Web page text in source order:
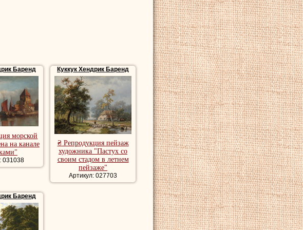
Баренд
морской
на канале
031038
Куккук Хендрик Баренд
₴ Репродукция пейзаж
художника "Пастух со
своим стадом в летнем
пейзаже"
Артикул: 027703
Баренд